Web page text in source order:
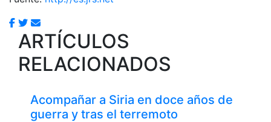
ARTÍCULOS
RELACIONADOS
Acompañar a Siria en doce años de
guerra y tras el terremoto